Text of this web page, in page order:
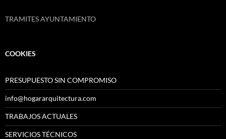
TRAMITES AYUNTAMIENTO
COOKIES
PRESUPUESTO SIN COMPROMISO
info@hogararquitectura.com
TRABAJOS ACTUALES
SERVICIOS TÉCNICOS